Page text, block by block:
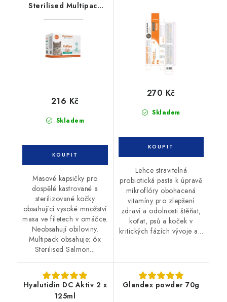
Sterilised Multipack
12x85g
Skladem
216 Kč
Masové kapsičky pro
dospělé kastrované a
sterilizované kočky
obsahující vysoké množství
masa ve filetech v omáčce.
Neobsahují obiloviny.
Multipack obsahuje: 6x
Sterilised Salmon...
Skladem
270 Kč
Lehce stravitelná
probiotická pasta k úpravě
mikroflóry obohacená
vitamíny pro zlepšení
zdraví a odolnosti štěňat,
koťat, psů a koček v
kritických fázích vývoje a...
Hyalutidin DC Aktiv 2 x
125ml
Glandex powder 70g